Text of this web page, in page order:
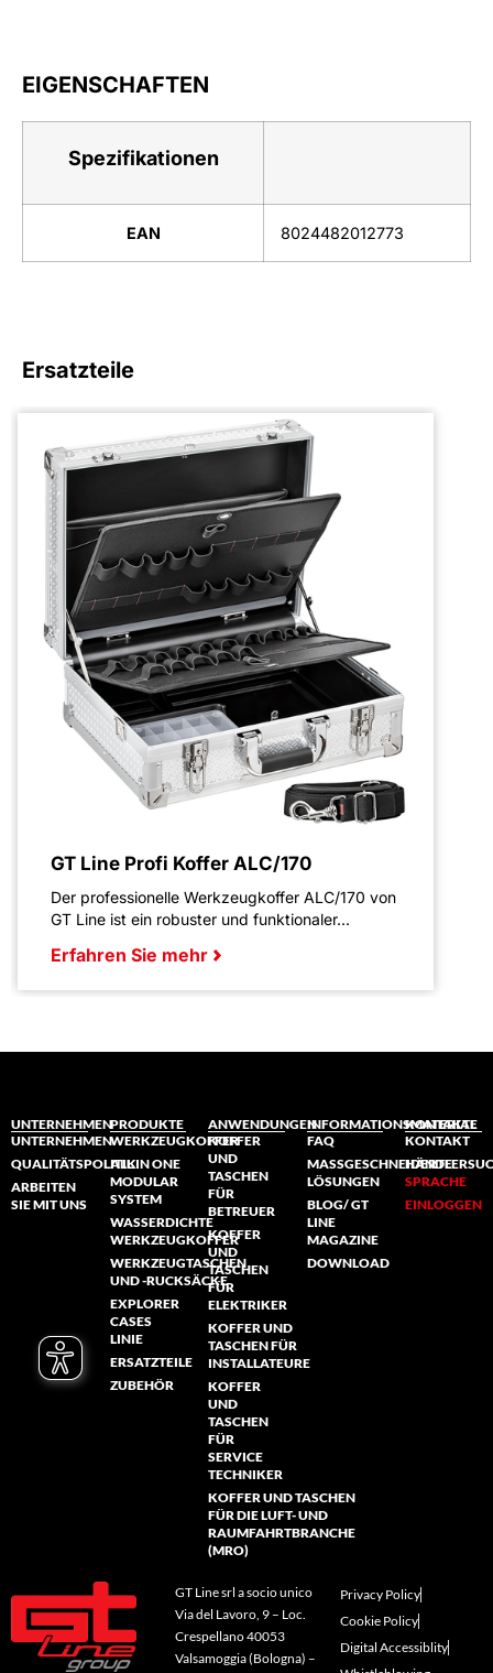
EIGENSCHAFTEN
Spezifikationen
EAN 8024482012773
Ersatzteile
GT Line Profi Koffer ALC/170
Der professionelle Werkzeugkoffer ALC/170 von
GT Line ist ein robuster und funktionaler...
Erfahren Sie mehr
UNTERNEHMEN
UNTERNEHMEN
QUALITÄTSPOLITIK
ARBEITEN
SIE MIT UNS
PRODUKTE
WERKZEUGKOFFER
ALL IN ONE
MODULAR
SYSTEM
WASSERDICHTE
WERKZEUGKOFFER
WERKZEUGTASCHEN
UND -RUCKSÄCKE
EXPLORER
CASES
LINIE
ERSATZTEILE
ZUBEHÖR
ANWENDUNGEN
KOFFER
UND
TASCHEN
FÜR
BETREUER
KOFFER
UND
TASCHEN
FÜR
ELEKTRIKER
KOFFER UND
TASCHEN FÜR
INSTALLATEURE
KOFFER
UND
TASCHEN
FÜR
SERVICE
TECHNIKER
KOFFER UND TASCHEN
FÜR DIE LUFT- UND
RAUMFAHRTBRANCHE
(MRO)
INFORMATIONSMATERIAL
FAQ
MASSGESCHNEIDERTE L
ÖSUNGEN
BLOG/ GT
LINE
MAGAZINE
DOWNLOAD
KONTAKTE
KONTAKT
SPRACHE
EINLOGGEN
GT Line srl a socio unico
Via del Lavoro, 9 – Loc.
Crespellano 40053
Valsamoggia (Bologna) –
Privacy Policy
Cookie Policy
Digital Accessiblity